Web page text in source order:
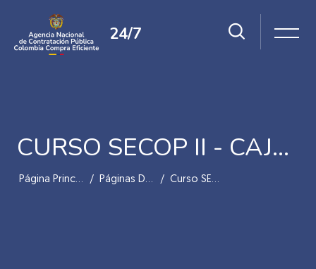
24/7
CURSO SECOP II - CAJA DE HERRAMIENTAS
Página Principal Páginas Del Sitio Curso SECOP II - Caja De Herramientas